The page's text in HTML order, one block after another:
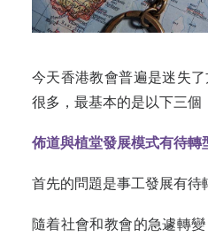
今天香港教會普遍是迷失了
很多，最基本的是以下三個
佈道與植堂發展模式有待轉
首先的問題是事工發展有待
隨着社會和教會的急遽轉